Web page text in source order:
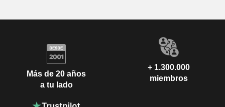
Más de 20 años
a tu lado
+ 1.300.000
miembros